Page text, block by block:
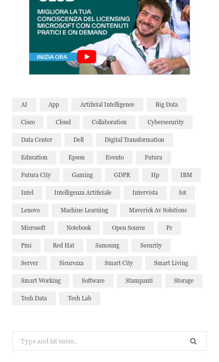
AI App Artificial Intelligence Big Data
Cisco Cloud Collaboration Cybersecurity
Data Center Dell Digital Transformation
Education Epson Evento Futura
Futura City Gaming GDPR Hp IBM
Intel Intelligenza Artificiale Intervista Iot
Lenovo Machine Learning Maverick Av Solutions
Microsoft Notebook Open Source Pc
Pmi Red Hat Samsung Security
Server Sicurezza Smart City Smart Living
Smart Working Software Stampanti Storage
Tech Data Tech Lab
for: